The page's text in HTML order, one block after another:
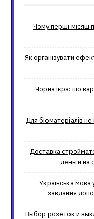
Чому перші місяці
Як організувати
Чорна ікра: що
Для біоматеріалів
Доставка
деньги на
Українська мова
завдання
Выбор розеток и